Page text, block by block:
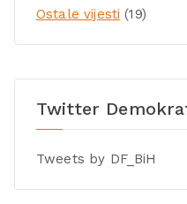
Ostale vijesti (19)
Twitter
Tweets by DF_BiH